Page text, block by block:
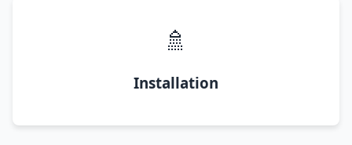
🚿
Installation